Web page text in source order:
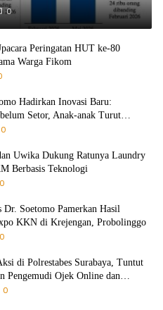
0
Peringatan HUT ke-80
Warga Fikom
Hadirkan Inovasi Baru:
Setor, Anak-anak Turut
Edukatif di Desa Tanjungsari
0
Uwika Dukung Ratunya Laundry
Berbasis Teknologi
0
Dr. Soetomo Pamerkan Hasil
KKN di Krejengan, Probolinggo
0
di Polrestabes Surabaya, Tuntut
Ojek Online dan
Demonstran
0